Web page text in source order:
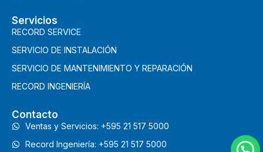
Servicios
RECORD SERVICE
SERVICIO DE INSTALACIÓN
SERVICIO DE MANTENIMIENTO Y REPARACIÓN
RECORD INGENIERÍA
Contacto
Ventas y Servicios: +595 21 517 5000
Record Ingeniería: +595 21 517 5000